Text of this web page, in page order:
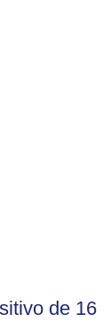
de 16